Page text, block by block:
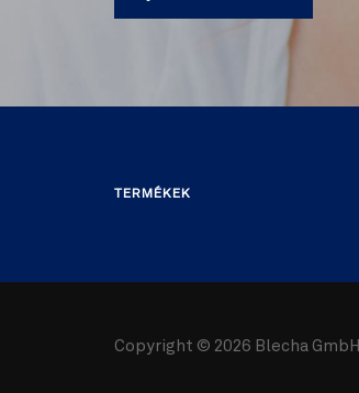
TERMÉKEK
Copyright © 2026 Blecha GmbH